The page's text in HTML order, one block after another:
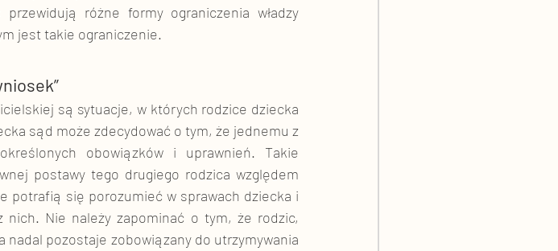
różne formy ograniczenia władzy
jest takie ograniczenie.
są sytuacje, w których rodzice dziecka
sąd może zdecydować o tym, że jednemu z
obowiązków i uprawnień. Takie
postawy tego drugiego rodzica względem
potrafią się porozumieć w sprawach dziecka i
Nie należy zapominać o tym, że rodzic,
nadal pozostaje zobowiązany do utrzymywania